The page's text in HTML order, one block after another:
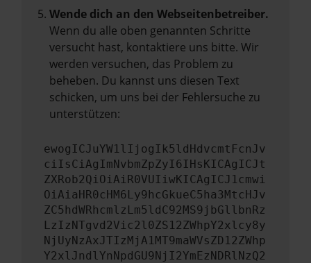
Wende dich an den Webseitenbetreiber.
Wenn du alle oben genannten Schritte
versucht hast, kontaktiere uns bitte. Wir
werden versuchen, das Problem zu
beheben. Du kannst uns diesen Text
schicken, um uns bei der Fehlersuche zu
unterstützen:
ewogICJuYW1lIjogIk5ldHdvcmtFcnJv
ciIsCiAgImNvbmZpZyI6IHsKICAgICJt
ZXRob2QiOiAiR0VUIiwKICAgICJ1cmwi
OiAiaHR0cHM6Ly9hcGkueC5ha3MtcHJv
ZC5hdWRhcmlzLm5ldC92MS9jbGllbnRz
LzIzNTgvd2Vic2l0ZS12ZWhpY2xlcy8y
NjUyNzAxJTIzMjA1MT9maWVsZD12ZWhp
Y2xlJndlYnNpdGU9NjI2YmEzNDRlNzQ2